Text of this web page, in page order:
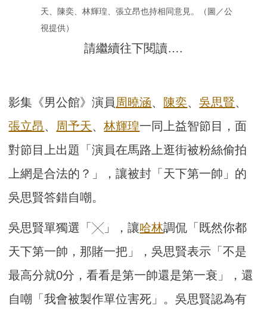
天、陳奕、林輝瑝、張立昂也持相同意見。（圖／公
視提供）
請繼續往下閱讀….
影集《男公館》演員 周曉涵、 陳奕、吳思賢、
張立昂、 周予天、林輝瑝一同上益智節目，面
對節目上出題「演員在馬路上逛街被粉絲偷拍
上網是合法的？」，讓被封「天下第一帥」的
吳思賢答錯自嘲。
吳思賢單獨選「╳」，讓哈林調侃「既然你都
天下第一帥，那賭一把」，吳思賢表示「不是
最高分就0分，看看是第一帥還是第一衰」，還
自嘲「我會被製作單位害死」。吳思賢認為有